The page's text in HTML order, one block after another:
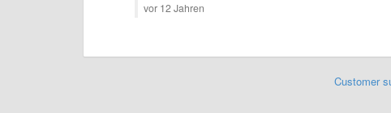
vor 12 Jahren
Customer